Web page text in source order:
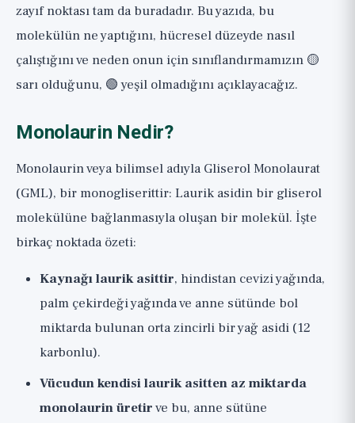
zayıf noktası tam da buradadır. Bu yazıda, bu
molekülün ne yaptığını, hücresel düzeyde nasıl
çalıştığını ve neden onun için sınıflandırmamızın 🟡
sarı olduğunu, 🟢 yeşil olmadığını açıklayacağız.
Monolaurin Nedir?
Monolaurin veya bilimsel adıyla Gliserol Monolaurat
(GML), bir monogliserittir: Laurik asidin bir gliserol
molekülüne bağlanmasıyla oluşan bir molekül. İşte
birkaç noktada özeti:
Kaynağı laurik asittir, hindistan cevizi yağında,
palm çekirdeği yağında ve anne sütünde bol
miktarda bulunan orta zincirli bir yağ asidi (12
karbonlu).
Vücudun kendisi laurik asitten az miktarda
monolaurin üretirve bu, anne sütüne